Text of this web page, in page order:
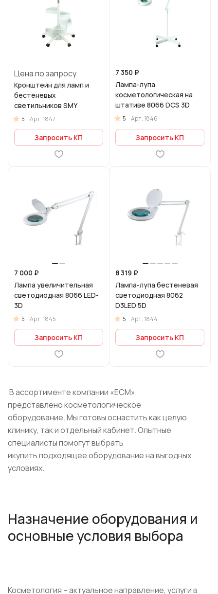
Цена по запросу
Кронштейн для ламп и
бестеневых
светильников SMY
5 Арт.1847
Запросить КП
7 350 ₽
Лампа-лупа
косметологическая на
штативе 8066 DCS 3D
5 Арт.1846
Запросить КП
7 000 ₽
Лампа увеличительная
светодиодная 8066 LED-
3D
5 Арт.1845
Запросить КП
8 319 ₽
Лампа-лупа бестеневая
светодиодная 8062
D3LED 5D
5 Арт.1844
Запросить КП
В ассортименте компании «ЕСМ»
представлено косметологическое
оборудование. Мы готовы оснастить как целую
клинику, так и отдельный кабинет. Опытные
специалисты помогут выбрать
икупить подходящее оборудование на выгодных
условиях.
Назначение оборудования и
основные условия выбора
Косметология – актуальное направление, услуги в